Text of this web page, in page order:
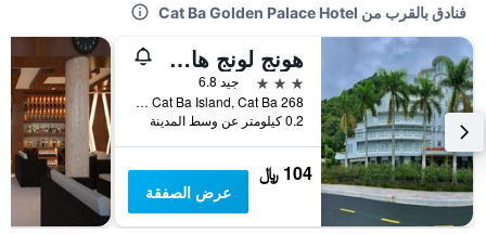
فنادق بالقرب من Cat Ba Golden Palace Hotel
هونج لونج هاربور هوتل
3 نجوم
جيد 6.8
268 Road 1-4, Cat Ba Island, Cat Ba, فيتنام
0.2 كيلومتر عن وسط المدينة
104 ﷼
عرض الصفقة